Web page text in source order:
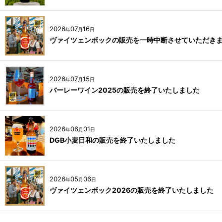
2026年07月16日
ヴァイツェンボックの販売を一時中断させていただき
2026年07月15日
バーレーワイン2025の販売を終了いたしました
2026年06月01日
DGB小麦日和の販売を終了いたしました
2026年05 月06日
ヴァイツェンボック2026の販売を終了いたしました